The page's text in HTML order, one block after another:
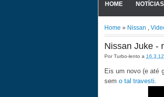
HOME NOTÍCIAS
Home » Nissan ,
Nissan Juke -
PorTurbo-lento a 16.3.12
Eis um novo (e até
sem o tal travesti.